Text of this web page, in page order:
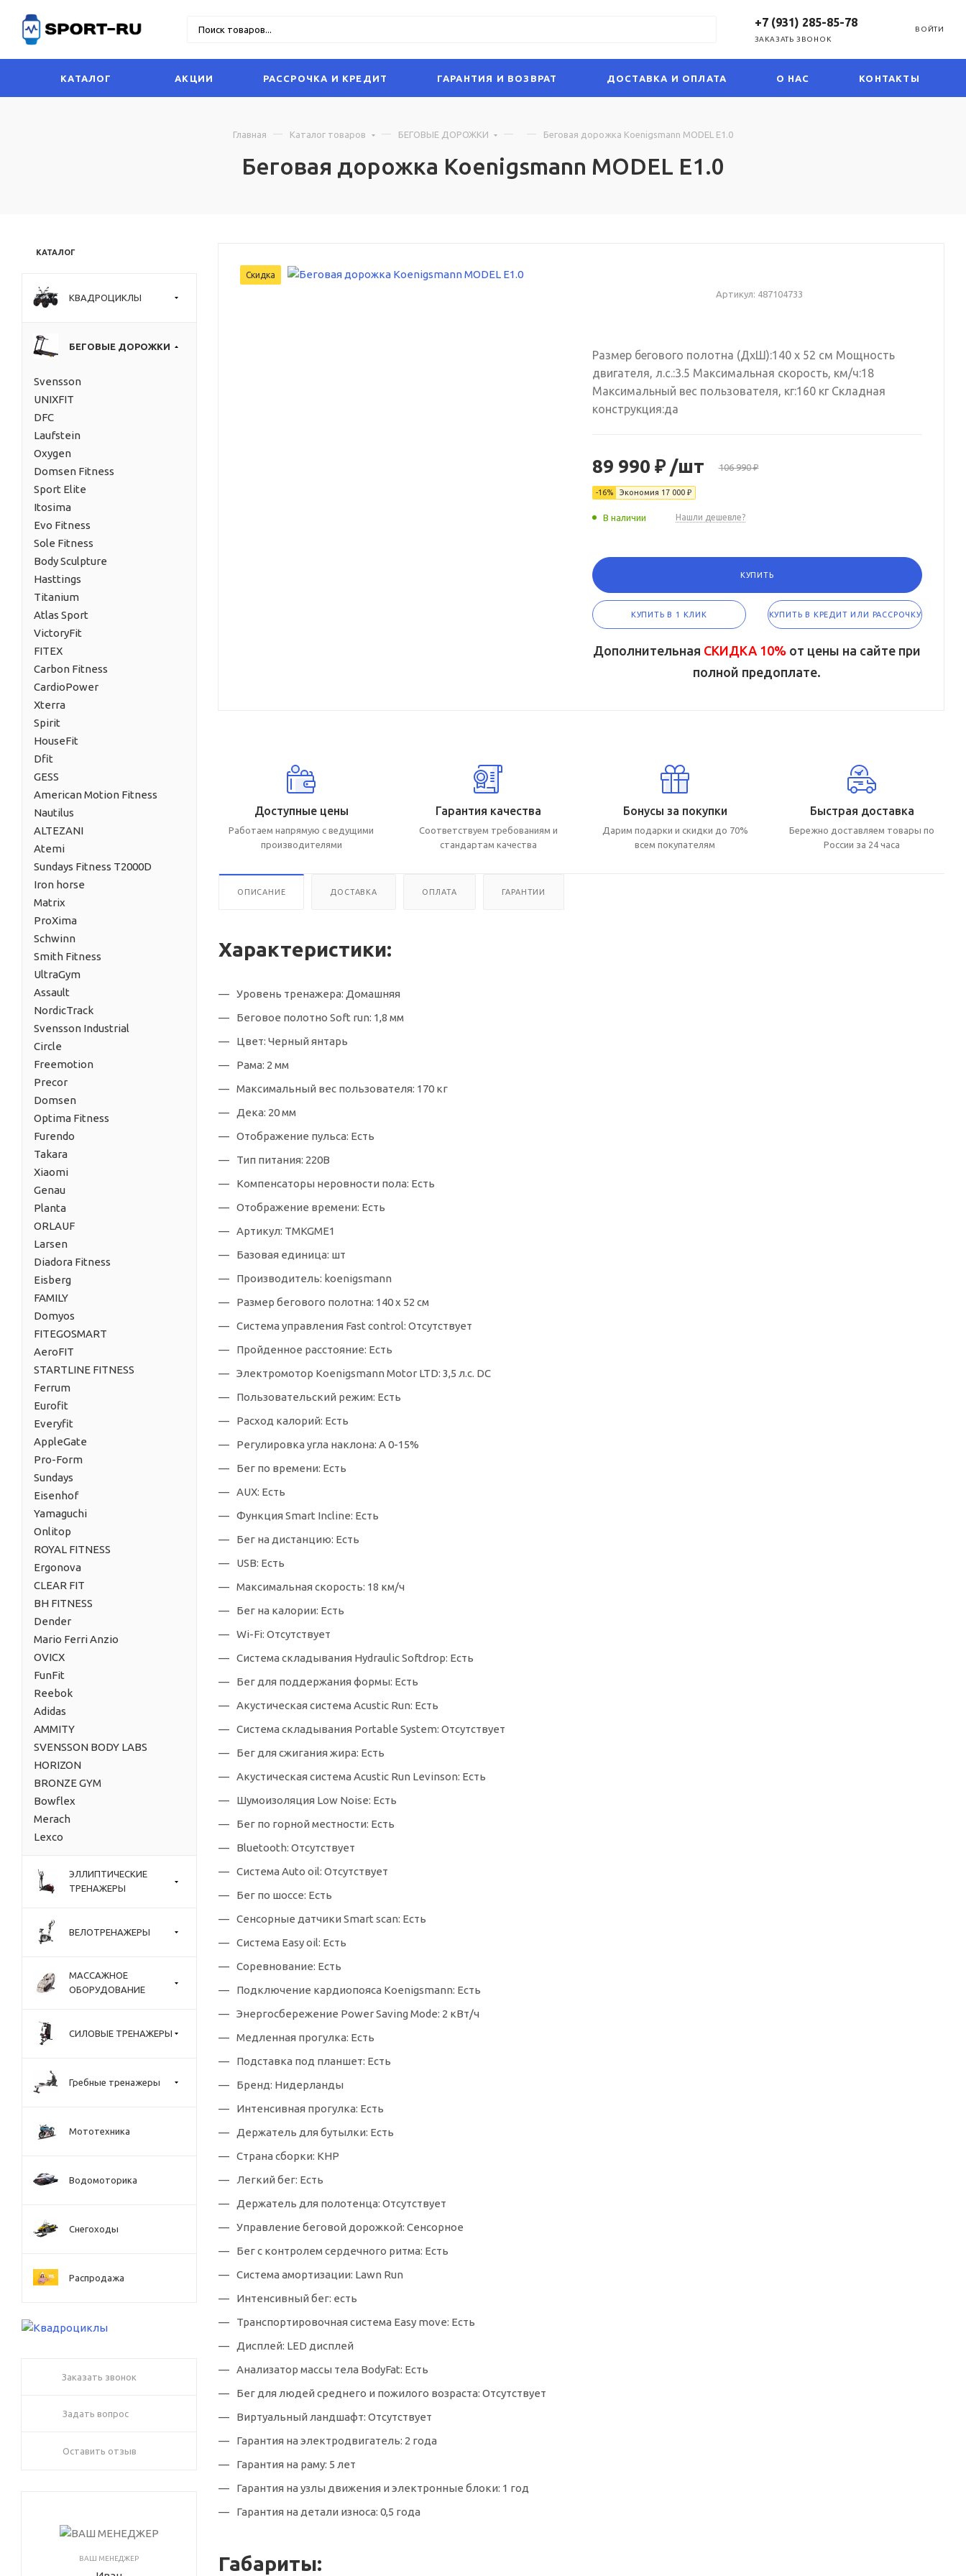
+7 (931) 285-85-78
ЗАКАЗАТЬ ЗВОНОК
ВОЙТИ
КАТАЛОГ АКЦИИ РАССРОЧКА И КРЕДИТ ГАРАНТИЯ И ВОЗВРАТ ДОСТАВКА И ОПЛАТА О НАС КОНТАКТЫ
Беговая дорожка Koenigsmann MODEL E1.0
Главная Каталог товаров БЕГОВЫЕ ДОРОЖКИ Беговая дорожка Koenigsmann MODEL E1.0
КАТАЛОГ
КВАДРОЦИКЛЫ
БЕГОВЫЕ ДОРОЖКИ
Svensson
UNIXFIT
DFC
Laufstein
Oxygen
Domsen Fitness
Sport Elite
Itosima
Evo Fitness
Sole Fitness
Body Sculpture
Hasttings
Titanium
Atlas Sport
VictoryFit
FITEX
Carbon Fitness
CardioPower
Xterra
Spirit
HouseFit
Dfit
GESS
American Motion Fitness
Nautilus
ALTEZANI
Atemi
Sundays Fitness T2000D
Iron horse
Matrix
ProXima
Schwinn
Smith Fitness
UltraGym
Assault
NordicTrack
Svensson Industrial
Circle
Freemotion
Precor
Domsen
Optima Fitness
Furendo
Takara
Xiaomi
Genau
Planta
ORLAUF
Larsen
Diadora Fitness
Eisberg
FAMILY
Domyos
FITEGOSMART
AeroFIT
STARTLINE FITNESS
Ferrum
Eurofit
Everyfit
AppleGate
Pro-Form
Sundays
Eisenhof
Yamaguchi
Onlitop
ROYAL FITNESS
Ergonova
CLEAR FIT
BH FITNESS
Dender
Mario Ferri Anzio
OVICX
FunFit
Reebok
Adidas
AMMITY
SVENSSON BODY LABS
HORIZON
BRONZE GYM
Bowflex
Merach
Lexco
ЭЛЛИПТИЧЕСКИЕ
ТРЕНАЖЕРЫ
ВЕЛОТРЕНАЖЕРЫ
МАССАЖНОЕ
ОБОРУДОВАНИЕ
СИЛОВЫЕ ТРЕНАЖЕРЫ
Гребные тренажеры
Мототехника
Водомоторика
Снегоходы
Распродажа
Заказать звонок
Задать вопрос
Оставить отзыв
ВАШ МЕНЕДЖЕР
Скидка
Артикул: 487104733
Размер бегового полотна (ДхШ):140 x 52 см Мощность
двигателя, л.с.:3.5 Максимальная скорость, км/ч:18
Максимальный вес пользователя, кг:160 кг Складная
конструкция:да
89 990 ₽/шт 106 990 ₽
-16% Экономия 17 000 ₽
В наличии Нашли дешевле?
КУПИТЬ
КУПИТЬ В 1 КЛИК КУПИТЬ В КРЕДИТ ИЛИ РАССРОЧКУ
Дополнительная СКИДКА 10% от цены на сайте при
полной предоплате.
Доступные цены
Работаем напрямую с ведущими
производителями
Гарантия качества
Соответствуем требованиям и
стандартам качества
Бонусы за покупки
Дарим подарки и скидки до 70%
всем покупателям
Быстрая доставка
Бережно доставляем товары по
России за 24 часа
ОПИСАНИЕ ДОСТАВКА ОПЛАТА ГАРАНТИИ
Характеристики:
Уровень тренажера: Домашняя
Беговое полотно Soft run: 1,8 мм
Цвет: Черный янтарь
Рама: 2 мм
Максимальный вес пользователя: 170 кг
Дека: 20 мм
Отображение пульса: Есть
Тип питания: 220В
Компенсаторы неровности пола: Есть
Отображение времени: Есть
Артикул: TMKGME1
Базовая единица: шт
Производитель: koenigsmann
Размер бегового полотна: 140 х 52 см
Система управления Fast control: Отсутствует
Пройденное расстояние: Есть
Электромотор Koenigsmann Motor LTD: 3,5 л.с. DC
Пользовательский режим: Есть
Расход калорий: Есть
Регулировка угла наклона: А 0-15%
Бег по времени: Есть
AUX: Есть
Функция Smart Incline: Есть
Бег на дистанцию: Есть
USB: Есть
Максимальная скорость: 18 км/ч
Бег на калории: Есть
Wi-Fi: Отсутствует
Система складывания Hydraulic Softdrop: Есть
Бег для поддержания формы: Есть
Акустическая система Acustic Run: Есть
Система складывания Portable System: Отсутствует
Бег для сжигания жира: Есть
Акустическая система Acustic Run Levinson: Есть
Шумоизоляция Low Noise: Есть
Бег по горной местности: Есть
Bluetooth: Отсутствует
Система Auto oil: Отсутствует
Бег по шоссе: Есть
Сенсорные датчики Smart scan: Есть
Система Easy oil: Есть
Соревнование: Есть
Подключение кардиопояса Koenigsmann: Есть
Энергосбережение Power Saving Mode: 2 кВт/ч
Медленная прогулка: Есть
Подставка под планшет: Есть
Бренд: Нидерланды
Интенсивная прогулка: Есть
Держатель для бутылки: Есть
Страна сборки: КНР
Легкий бег: Есть
Держатель для полотенца: Отсутствует
Управление беговой дорожкой: Сенсорное
Бег с контролем сердечного ритма: Есть
Система амортизации: Lawn Run
Интенсивный бег: есть
Транспортировочная система Easy move: Есть
Дисплей: LED дисплей
Анализатор массы тела BodyFat: Есть
Бег для людей среднего и пожилого возраста: Отсутствует
Виртуальный ландшафт: Отсутствует
Гарантия на электродвигатель: 2 года
Гарантия на раму: 5 лет
Гарантия на узлы движения и электронные блоки: 1 год
Гарантия на детали износа: 0,5 года
Габариты: